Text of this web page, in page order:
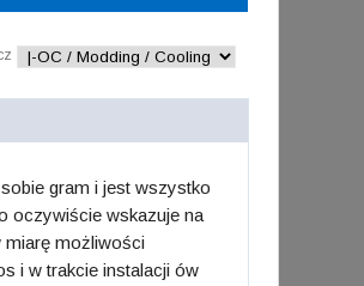
gram i jest wszystko
oczywiście wskazuje na
miarę możliwości
i w trakcie instalacji ów